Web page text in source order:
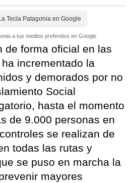
Tecla Patagonia en Google
a tus medios preferidos en Google.
de forma oficial en las
incrementado la
y demorados por no
Social
hasta el momento
de 9.000 personas en
se realizan de
todas las rutas y
se puso en marcha la
mayores